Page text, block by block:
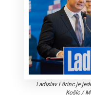
Ladislav Lörinc je
Košíc/